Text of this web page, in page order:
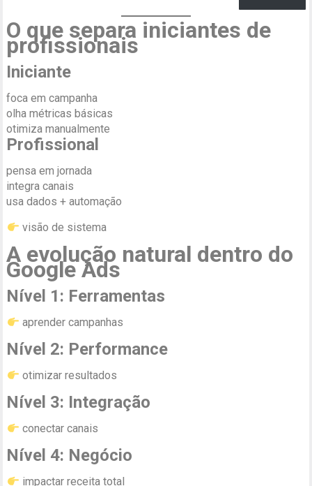
O que separa iniciantes de
profissionais
Iniciante
foca em campanha
olha métricas básicas
otimiza manualmente
Profissional
pensa em jornada
integra canais
usa dados + automação
visão de sistema
A evolução natural dentro do
Google Ads
Nível 1: Ferramentas
aprender campanhas
Nível 2: Performance
otimizar resultados
Nível 3: Integração
conectar canais
Nível 4: Negócio
impactar receita total